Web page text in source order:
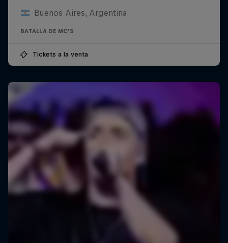
Buenos Aires, Argentina
BATALLA DE MC'S
Tickets a la venta